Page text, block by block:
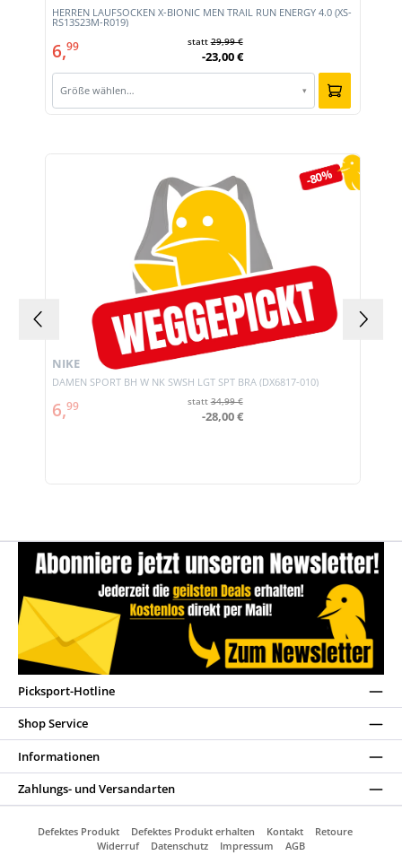
HERREN LAUFSOCKEN X-BIONIC MEN TRAIL RUN ENERGY 4.0 (XS-
RS13S23M-R019)
6,99 statt29,99 €
-23,00 €
Größe wählen… ▾
-80%
DAMEN SPORT BH W NK SWSH LGT SPT BRA (DX6817-010)
NIKE
6,99 statt34,99 €
-28,00 €
Picksport-Hotline
Shop Service
Informationen
Zahlungs- und Versandarten
Defektes Produkt Defektes Produkt erhalten Kontakt
Retoure
Widerruf
Datenschutz Impressum AGB